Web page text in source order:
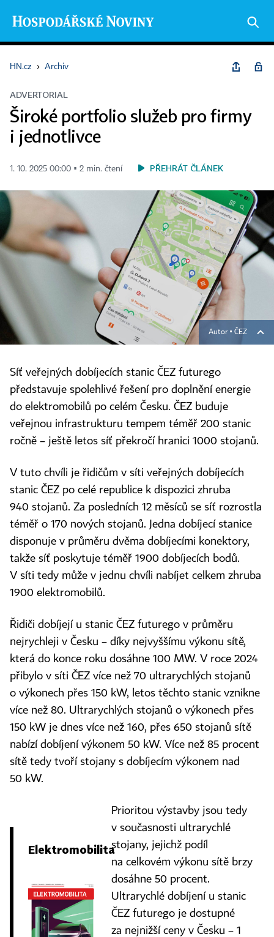
HN.cz › Archiv
ADVERTORIAL
Široké portfolio služeb pro firmy
i jednotlivce
1. 10. 2025 00:00 ▪ 2 min. čtení PŘEHRÁT ČLÁNEK
Autor ▪ ČEZ
Síť veřejných dobíjecích stanic ČEZ futurego
představuje spolehlivé řešení pro doplnění energie
do elektromobilů po celém Česku. ČEZ buduje
veřejnou infrastrukturu tempem téměř 200 stanic
ročně – ještě letos síť překročí hranici 1000 stojanů.
V tuto chvíli je řidičům v síti veřejných dobíjecích
stanic ČEZ po celé republice k dispozici zhruba
940 stojanů. Za posledních 12 měsíců se síť rozrostla
téměř o 170 nových stojanů. Jedna dobíjecí stanice
disponuje v průměru dvěma dobíjecími konektory,
takže síť poskytuje téměř 1900 dobíjecích bodů.
V síti tedy může v jednu chvíli nabíjet celkem zhruba
1900 elektromobilů.
Řidiči dobíjejí u stanic ČEZ futurego v průměru
nejrychleji v Česku – díky nejvyššímu výkonu sítě,
která do konce roku dosáhne 100 MW. V roce 2024
přibylo v síti ČEZ více než 70 ultrarychlých stojanů
o výkonech přes 150 kW, letos těchto stanic vznikne
více než 80. Ultrarychlých stojanů o výkonech přes
150 kW je dnes více než 160, přes 650 stojanů sítě
nabízí dobíjení výkonem 50 kW. Více než 85 procent
sítě tedy tvoří stojany s dobíjecím výkonem nad
50 kW.
Elektromobilita
Prioritou výstavby jsou tedy
v současnosti ultrarychlé
stojany, jejichž podíl
na celkovém výkonu sítě brzy
dosáhne 50 procent.
Ultrarychlé dobíjení u stanic
ČEZ futurego je dostupné
za nejnižší ceny v Česku – 1